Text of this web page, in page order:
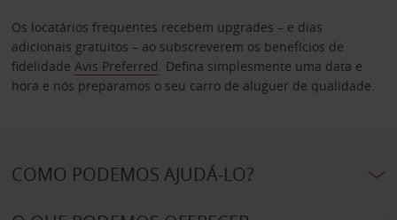
Os locatários frequentes recebem upgrades – e dias
adicionais gratuitos – ao subscreverem os benefícios de
fidelidade Avis Preferred. Defina simplesmente uma data e
hora e nós preparamos o seu carro de aluguer de qualidade.
COMO PODEMOS AJUDÁ-LO?